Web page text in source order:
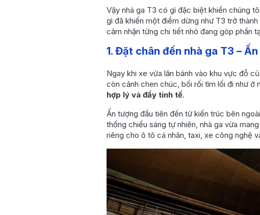
qua
3. Không gian chờ tại T3
- Tiện nghi, hiện đại và
4. Boarding nhẹ nhàng –
lấn
5. Những câu hỏi thường
gặp
Kết luận: T3 – Điểm khởi
đầu cho một hành trình
suôn sẻ, hiện đại và
đáng nhớ
Vậy nhà ga T3 có gì đặc biệt khiến chúng
gì đã khiến một điểm dừng như T3 trở
cảm nhận từng chi tiết nhỏ đang góp phần
1. Đặt chân đến nhà ga T3 –
Ngay khi xe vừa lăn bánh vào khu vực đỗ
còn cảnh chen chúc, bối rối tìm lối đi như ở
hợp lý và đầy tinh tế.
Ấn tượng đầu tiên đến từ kiến trúc bên
thống chiếu sáng tự nhiên, nhà ga vừa
riêng cho ô tô cá nhân, taxi, xe công nghệ